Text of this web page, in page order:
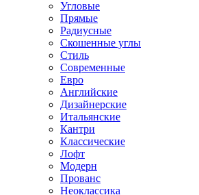
Угловые
Прямые
Радиусные
Скошенные углы
Стиль
Современные
Евро
Английские
Дизайнерские
Итальянские
Кантри
Классические
Лофт
Модерн
Прованс
Неоклассика